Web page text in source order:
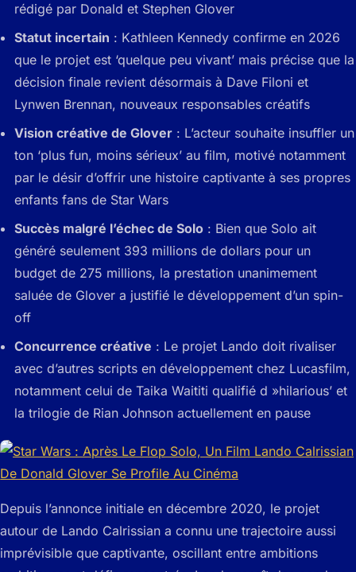
rédigé par Donald et Stephen Glover
Statut incertain : Kathleen Kennedy confirme en 2026
que le projet est ‘quelque peu vivant’ mais précise que la
décision finale revient désormais à Dave Filoni et
Lynwen Brennan, nouveaux responsables créatifs
Vision créative de Glover : L’acteur souhaite insuffler un
ton ‘plus fun, moins sérieux’ au film, motivé notamment
par le désir d’offrir une histoire captivante à ses propres
enfants fans de Star Wars
Succès malgré l’échec de Solo : Bien que Solo ait
généré seulement 393 millions de dollars pour un
budget de 275 millions, la prestation unanimement
saluée de Glover a justifié le développement d’un spin-
off
Concurrence créative : Le projet Lando doit rivaliser
avec d’autres scripts en développement chez Lucasfilm,
notamment celui de Taika Waititi qualifié d »hilarious’ et
la trilogie de Rian Johnson actuellement en pause
Depuis l’annonce initiale en décembre 2020, le projet
autour de Lando Calrissian a connu une trajectoire aussi
imprévisible que captivante, oscillant entre ambitions